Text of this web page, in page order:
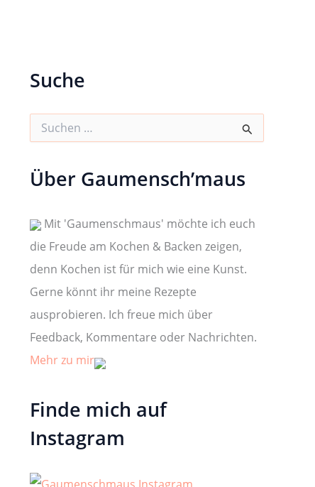
Suche
e
a
c
h
Über Gaumensch’maus
Mit 'Gaumenschmaus' möchte ich euch
die Freude am Kochen & Backen zeigen,
denn Kochen ist für mich wie eine Kunst.
Gerne könnt ihr meine Rezepte
ausprobieren. Ich freue mich über
Feedback, Kommentare oder Nachrichten.
Mehr zu mir
Finde mich auf
Instagram